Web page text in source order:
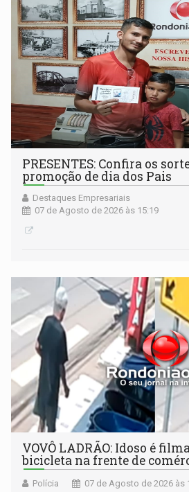
PRESENTES: Confira os
promoção de dia dos Pais
Destaques Empresariais
07 de Agosto de 2026 às 15:19
VOVÔ LADRÃO: Idoso é
bicicleta na frente de
Polícia 07 de Agosto de 2026 às